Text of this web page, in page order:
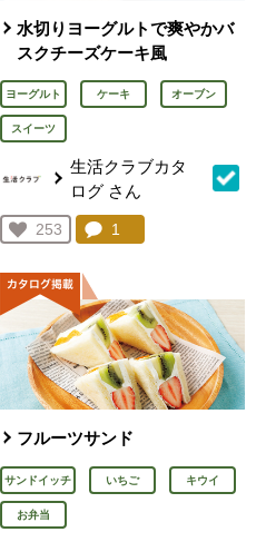
水切りヨーグルトで爽やかバ
スクチーズケーキ風
ヨーグルト ケーキ オーブン
スイーツ
生活クラブカタ
ログ さん
お気に入り登録：
253
人が登録
コメント：
1
フルーツサンド
サンドイッチ いちご キウイ
お弁当